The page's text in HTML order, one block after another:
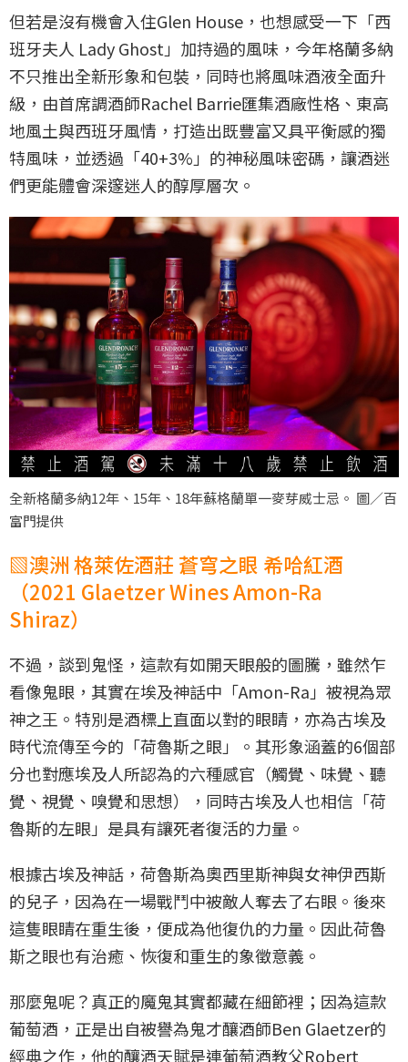
但若是沒有機會入住Glen House，也想感受一下「西
班牙夫人 Lady Ghost」加持過的風味，今年格蘭多納
不只推出全新形象和包裝，同時也將風味酒液全面升
級，由首席調酒師Rachel Barrie匯集酒廠性格、東高
地風土與西班牙風情，打造出既豐富又具平衡感的獨
特風味，並透過「40+3%」的神秘風味密碼，讓酒迷
們更能體會深邃迷人的醇厚層次。
全新格蘭多納12年、15年、18年蘇格蘭單一麥芽威士忌。 圖／百
富門提供
▧澳洲 格萊佐酒莊 蒼穹之眼 希哈紅酒
（2021 Glaetzer Wines Amon-Ra
Shiraz）
不過，談到鬼怪，這款有如開天眼般的圖騰，雖然乍
看像鬼眼，其實在埃及神話中「Amon-Ra」被視為眾
神之王。特別是酒標上直面以對的眼睛，亦為古埃及
時代流傳至今的「荷魯斯之眼」。其形象涵蓋的6個部
分也對應埃及人所認為的六種感官（觸覺、味覺、聽
覺、視覺、嗅覺和思想），同時古埃及人也相信「荷
魯斯的左眼」是具有讓死者復活的力量。
根據古埃及神話，荷魯斯為奧西里斯神與女神伊西斯
的兒子，因為在一場戰鬥中被敵人奪去了右眼。後來
這隻眼睛在重生後，便成為他復仇的力量。因此荷魯
斯之眼也有治癒、恢復和重生的象徵意義。
那麼鬼呢？真正的魔鬼其實都藏在細節裡；因為這款
葡萄酒，正是出自被譽為鬼才釀酒師Ben Glaetzer的
經典之作，他的釀酒天賦是連葡萄酒教父Robert